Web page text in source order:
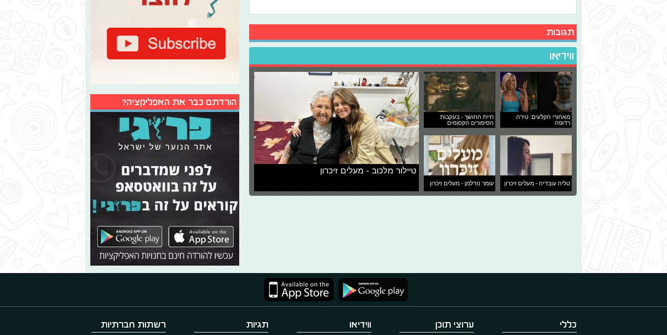
תגובות
ווידיאו
מאחורי הקלעים: טירה
רדופה
חיית החושך - בעקבות
הסיפורים הקסומים
טליה עובדיה - מעלים זיכרון עומר נודלמן - מעלים זיכרון
טיילור מלכוב - מעלים זיכרון
הורדתם כבר את האפליקציה?
כללי ערוצי תוכן ווידיאו תגיות רשתות חברתיות